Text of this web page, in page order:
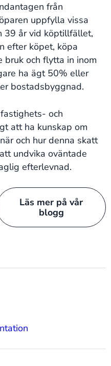
från
uppfylla vissa
39 år vid köptillfället,
efter köpet, köpa
bruk och flytta in inom
ha ägt 50% eller
bostadsbyggnad.
och
att ha kunskap om
och hur denna skatt
undvika oväntade
efterlevnad.
Läs mer på vår
blogg